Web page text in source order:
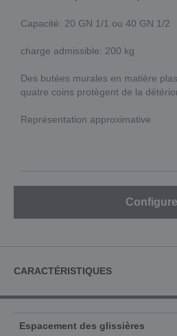
Capacité: 20 GN 1/1 ou 40 GN 1/2
charge admissible: 200 kg
Des butées murales en matière
quatre coins protègent de la
Représentation approximative
CARACTÉRISTIQUES
Espacement des glissières